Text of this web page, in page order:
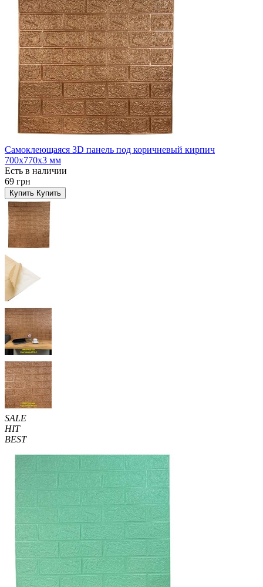
Самоклеющаяся 3D панель под коричневый кирпич
700x770x3 мм
Есть в наличии
69 грн
Купить Купить
SALE
HIT
BEST